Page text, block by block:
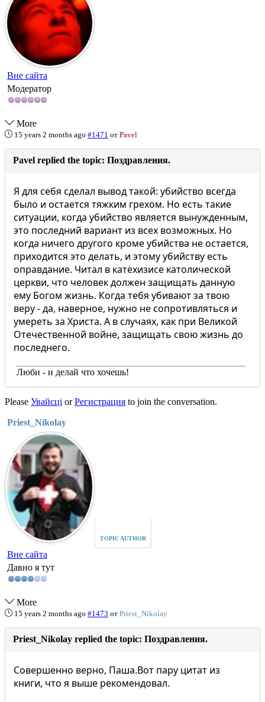
Вне сайта
Модератор
More
15 years 2 months ago #1471 от Pavel
Pavel replied the topic: Поздравления.
Я для себя сделал вывод такой: убийство всегда
было и остается тяжким грехом. Но есть такие
ситуации, когда убийство является вынужденным,
это последний вариант из всех возможных. Но
когда ничего другого кроме убийства не остается,
приходится это делать, и этому убийству есть
оправдание. Читал в катехизисе католической
церкви, что человек должен защищать данную
ему Богом жизнь. Когда тебя убивают за твою
веру - да, наверное, нужно не сопротивляться и
умереть за Христа. А в случаях, как при Великой
Отечественной войне, защищать свою жизнь до
последнего.
Люби - и делай что хочешь!
Please Увайсці orРегистрация to join the conversation.
Priest_Nikolay
TOPIC AUTHOR
Вне сайта
Давно я тут
More
15 years 2 months ago #1473 от Priest_Nikolay
Priest_Nikolay replied the topic: Поздравления.
Совершенно верно, Паша.Вот пару цитат из
книги, что я выше рекомендовал.